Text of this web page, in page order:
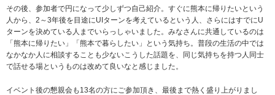
その後、参加者で円になって少しずつ自己紹介。すぐに熊本に帰りたいという
人から、2～3年後を目途にUIターンを考えているという人、さらにはすでにU
ターンを決めている人までいらっしゃいました。みなさんに共通しているのは
「熊本に帰りたい」「熊本で暮らしたい」という気持ち。普段の生活の中では
なかなか人に相談することも少ないこうした話題を、同じ気持ちを持つ人同士
で話せる場というものは改めて良いなと感じました。
イベント後の懇親会も13名の方にご参加頂き、最後まで熱く盛り上がりまし